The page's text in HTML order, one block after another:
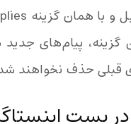
پیام‌های
قبلی حذف نخواهند
پست